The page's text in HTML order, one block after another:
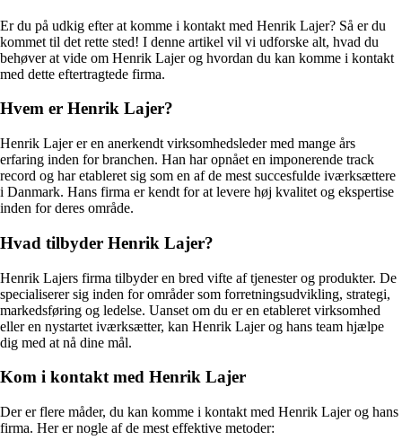
Er du på udkig efter at komme i kontakt med Henrik Lajer? Så er du
kommet til det rette sted! I denne artikel vil vi udforske alt, hvad du
behøver at vide om Henrik Lajer og hvordan du kan komme i kontakt
med dette eftertragtede firma.
Hvem er Henrik Lajer?
Henrik Lajer er en anerkendt virksomhedsleder med mange års
erfaring inden for branchen. Han har opnået en imponerende track
record og har etableret sig som en af de mest succesfulde iværksættere
i Danmark. Hans firma er kendt for at levere høj kvalitet og ekspertise
inden for deres område.
Hvad tilbyder Henrik Lajer?
Henrik Lajers firma tilbyder en bred vifte af tjenester og produkter. De
specialiserer sig inden for områder som forretningsudvikling, strategi,
markedsføring og ledelse. Uanset om du er en etableret virksomhed
eller en nystartet iværksætter, kan Henrik Lajer og hans team hjælpe
dig med at nå dine mål.
Kom i kontakt med Henrik Lajer
Der er flere måder, du kan komme i kontakt med Henrik Lajer og hans
firma. Her er nogle af de mest effektive metoder: